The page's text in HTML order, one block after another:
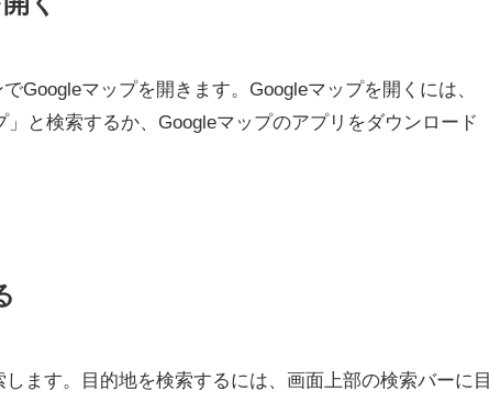
Googleマップを開きます。Googleマップを開くには、
と検索するか、Googleマップのアプリをダウンロード
ます。目的地を検索するには、 画面上部の検索バーに目